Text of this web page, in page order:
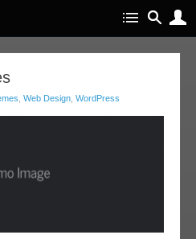
Web Design WordPress